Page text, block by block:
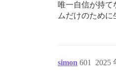
唯一自信が持て
ムだけのために
simon 2025
601